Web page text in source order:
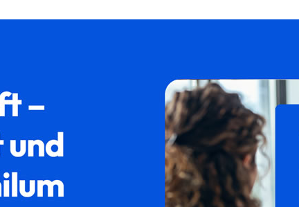
in 86986 Schwabbruck bei 𝐟𝐚𝐦𝐢𝐥𝐮𝐦. Ihr